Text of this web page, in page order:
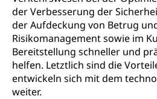
der Verbesserung der
der Aufdeckung von Betrug
Risikomanagement sowie im
Bereitstellung schneller und
helfen. Letztlich sind die
entwickeln sich mit dem
weiter.